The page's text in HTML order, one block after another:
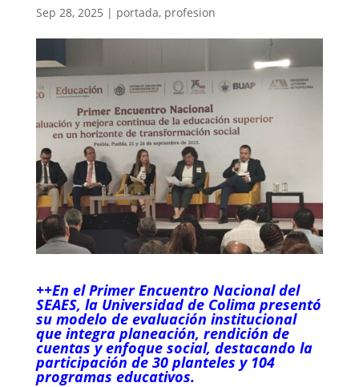
Sep 28, 2025 | portada, profesion
++En el Primer Encuentro Nacional del
SEAES, la Universidad de Colima presentó
su modelo de evaluación institucional
que integra planeación, rendición de
cuentas y enfoque social, destacando la
participación de 30 planteles y 104
programas educativos.